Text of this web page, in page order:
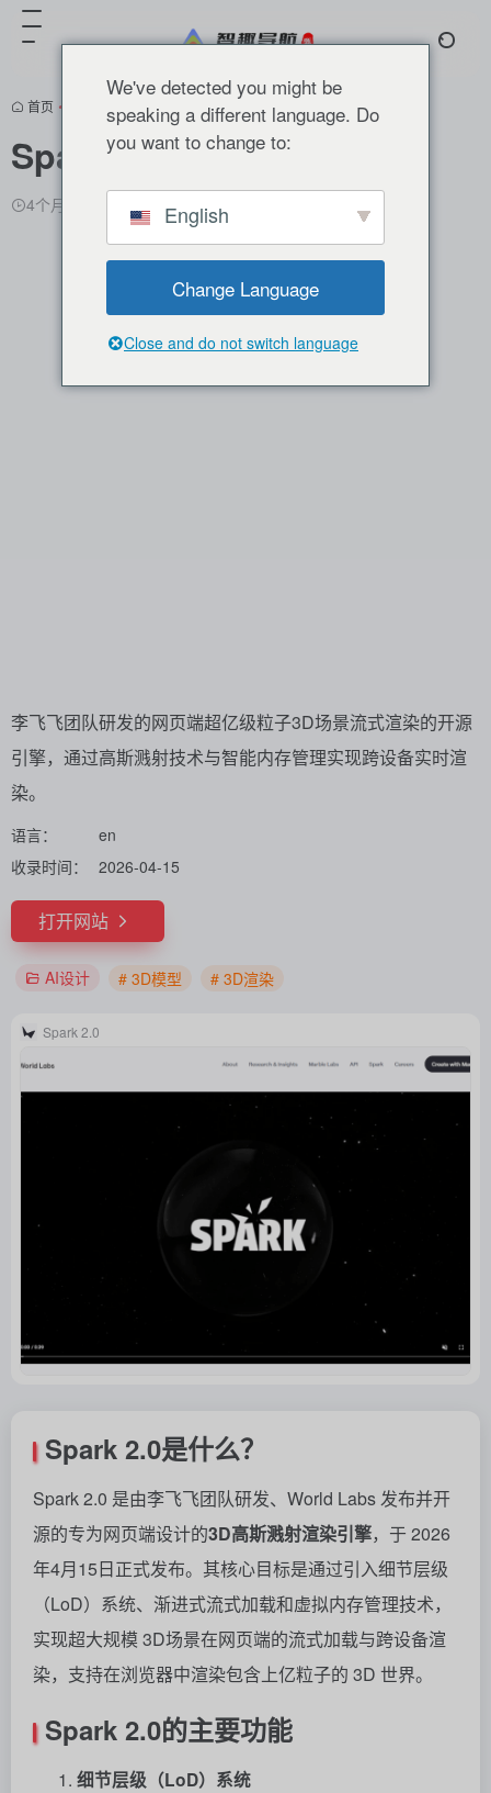
首页 • AI设计 正文
Spark 2.0
4个月前更新 884 0
李飞飞团队研发的网页端超亿级粒子3D场景流式渲染的开源
引擎，通过高斯溅射技术与智能内存管理实现跨设备实时渲
染。
语言：
en
收录时间：
2026-04-15
打开网站
AI设计 # 3D模型 # 3D渲染
Spark 2.0
Spark 2.0是什么？
Spark 2.0 是由李飞飞团队研发、World Labs 发布并开
源的专为网页端设计的3D高斯溅射渲染引擎，于 2026
年4月15日正式发布。其核心目标是通过引入细节层级
（LoD）系统、渐进式流式加载和虚拟内存管理技术，
实现超大规模 3D场景在网页端的流式加载与跨设备渲
染，支持在浏览器中渲染包含上亿粒子的 3D 世界。
Spark 2.0的主要功能
细节层级（LoD）系统
We've detected you might be
speaking a different language. Do
you want to change to:
English
Change Language
Close and do not switch language